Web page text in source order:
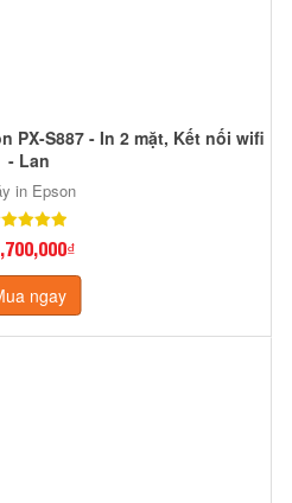
PX-S887 - In 2 mặt, Kết nối wifi
- Lan
in Epson
ngay